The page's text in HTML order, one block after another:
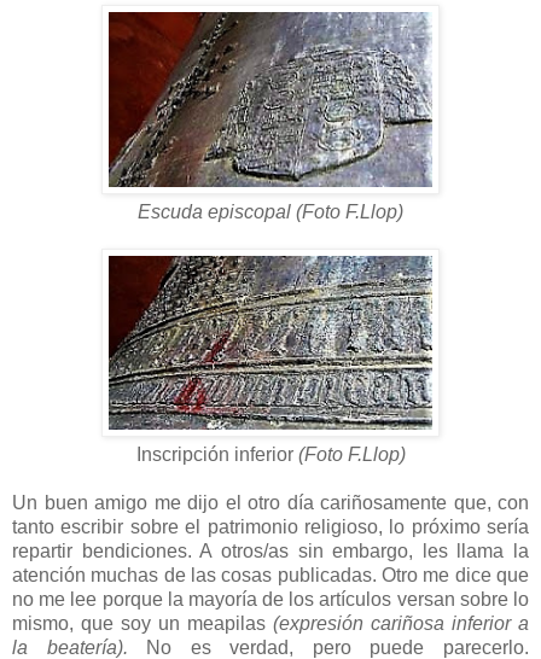
Escuda episcopal (Foto F.Llop)
Inscripción inferior (Foto F.Llop)
Un buen amigo me dijo el otro día cariñosamente que, con
tanto escribir sobre el patrimonio religioso, lo próximo sería
repartir bendiciones. A otros/as sin embargo, les llama la
atención muchas de las cosas publicadas. Otro me dice que
no me lee porque la mayoría de los artículos versan sobre lo
mismo, que soy un meapilas (expresión cariñosa inferior a
la beatería). No es verdad, pero puede parecerlo.